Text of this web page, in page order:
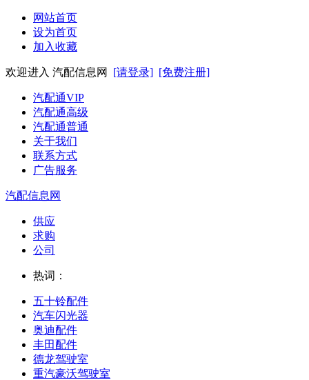
网站首页
设为首页
加入收藏
欢迎进入 汽配信息网 [请登录] [免费注册]
汽配通VIP
汽配通高级
汽配通普通
关于我们
联系方式
广告服务
汽配信息网
供应
求购
公司
热词：
五十铃配件
汽车闪光器
奥迪配件
丰田配件
德龙驾驶室
重汽豪沃驾驶室